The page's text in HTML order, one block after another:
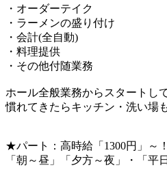
・オーダーテイク
・ラーメンの盛り付け
・会計(全自動)
・料理提供
・その他付随業務
ホール全般業務からスタートし
慣れてきたらキッチン・洗い場
★パート：高時給「1300円」～！
「朝～昼」「夕方～夜」・「